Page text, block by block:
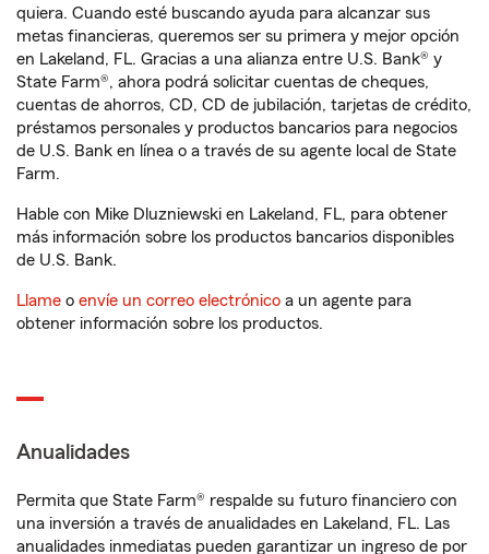
quiera. Cuando esté buscando ayuda para alcanzar sus
metas financieras, queremos ser su primera y mejor opción
en Lakeland, FL. Gracias a una alianza entre U.S. Bank® y
State Farm®, ahora podrá solicitar cuentas de cheques,
cuentas de ahorros, CD, CD de jubilación, tarjetas de crédito,
préstamos personales y productos bancarios para negocios
de U.S. Bank en línea o a través de su agente local de State
Farm.
Hable con Mike Dluzniewski en Lakeland, FL, para obtener
más información sobre los productos bancarios disponibles
de U.S. Bank.
Llame o envíe un correo electrónico a un agente para
obtener información sobre los productos.
Anualidades
Permita que State Farm® respalde su futuro financiero con
una inversión a través de anualidades en Lakeland, FL. Las
anualidades inmediatas pueden garantizar un ingreso de por